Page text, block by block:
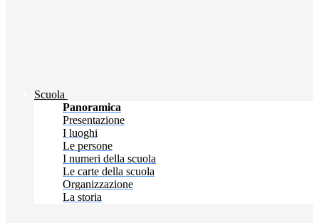
Scuola
Panoramica
Presentazione
I luoghi
Le persone
I numeri della scuola
Le carte della scuola
Organizzazione
La storia